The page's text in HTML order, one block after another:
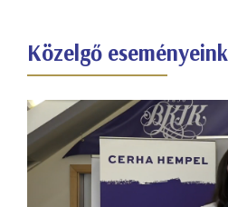
Közelgő eseményeink